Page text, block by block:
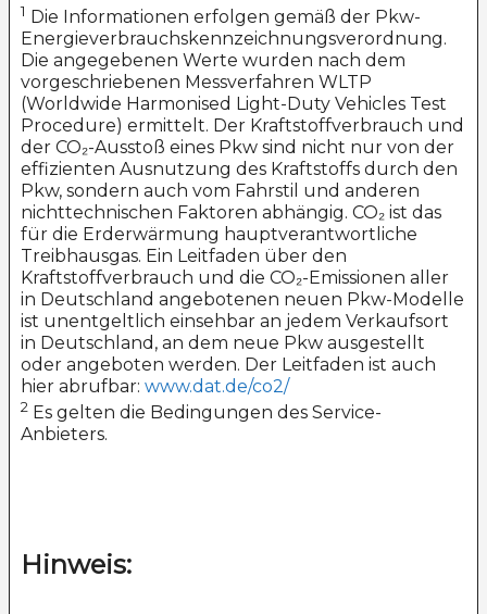
1 Die Informationen erfolgen gemäß der Pkw-
Energieverbrauchskennzeichnungsverordnung.
Die angegebenen Werte wurden nach dem
vorgeschriebenen Messverfahren WLTP
(Worldwide Harmonised Light-Duty Vehicles Test
Procedure) ermittelt. Der Kraftstoffverbrauch und
der CO₂-Ausstoß eines Pkw sind nicht nur von der
effizienten Ausnutzung des Kraftstoffs durch den
Pkw, sondern auch vom Fahrstil und anderen
nichttechnischen Faktoren abhängig. CO₂ ist das
für die Erderwärmung hauptverantwortliche
Treibhausgas. Ein Leitfaden über den
Kraftstoffverbrauch und die CO₂-Emissionen aller
in Deutschland angebotenen neuen Pkw-Modelle
ist unentgeltlich einsehbar an jedem Verkaufsort
in Deutschland, an dem neue Pkw ausgestellt
oder angeboten werden. Der Leitfaden ist auch
hier abrufbar: www.dat.de/co2/
2 Es gelten die Bedingungen des Service-
Anbieters.
Hinweis: